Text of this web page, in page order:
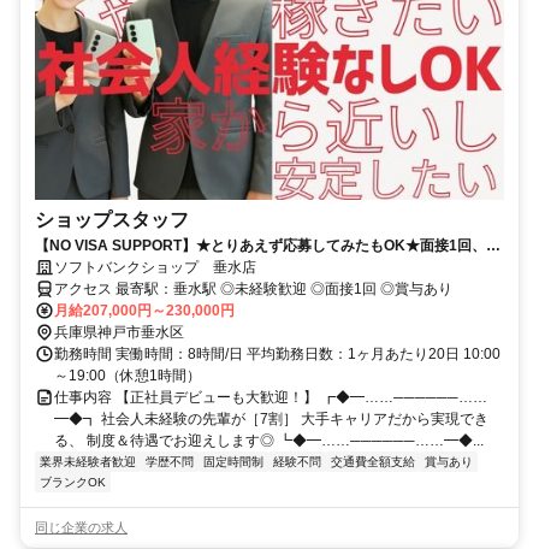
ショップスタッフ
【NO VISA SUPPORT】★とりあえず応募してみたもOK★面接1回、最
短1週間で内定可！正社員デビューにオススメ★
ソフトバンクショップ 垂水店
アクセス 最寄駅：垂水駅 ◎未経験歓迎 ◎面接1回 ◎賞与あり
月給207,000円～230,000円
兵庫県神戸市垂水区
勤務時間 実働時間：8時間/日 平均勤務日数：1ヶ月あたり20日 10:00
～19:00（休憩1時間）
仕事内容 【正社員デビューも大歓迎！】 ┏◆━……──────……
━◆┓ 社会人未経験の先輩が［7割］ 大手キャリアだから実現でき
る、 制度＆待遇でお迎えします◎ ┗◆━……──────……━◆...
業界未経験者歓迎 学歴不問 固定時間制 経験不問 交通費全額支給
賞与あり
ブランクOK
同じ企業の求人